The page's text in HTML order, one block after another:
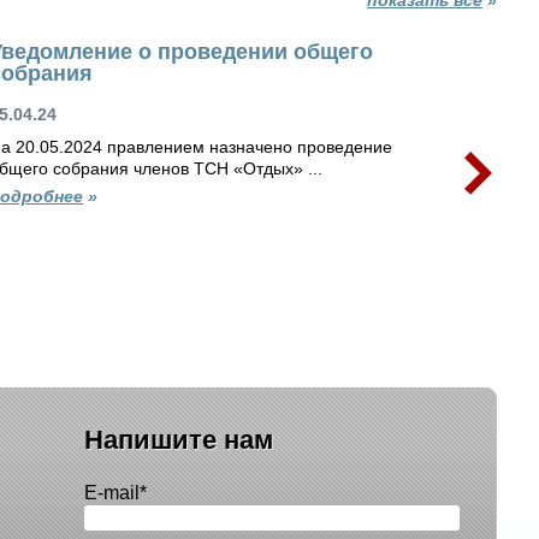
о проведении общего
20.05.2024 правлением назначено проведение
собрания членов ТСН «Отдых» ...
»
Напишите нам
E-mail *